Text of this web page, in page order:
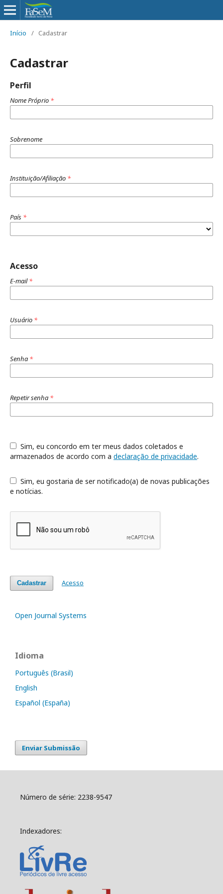
Início / Cadastrar
Cadastrar
Perfil
Nome Próprio *
Sobrenome
Instituição/Afiliação *
País *
Acesso
E-mail*
Usuário *
Senha *
Repetir senha *
armazenados de acordo com a declaração de privacidade.
e notícias.
Cadastrar Acesso
Open Journal Systems
Idioma
Português (Brasil)
English
Español (España)
Enviar Submissão
Número de série: 2238-9547
Indexadores: